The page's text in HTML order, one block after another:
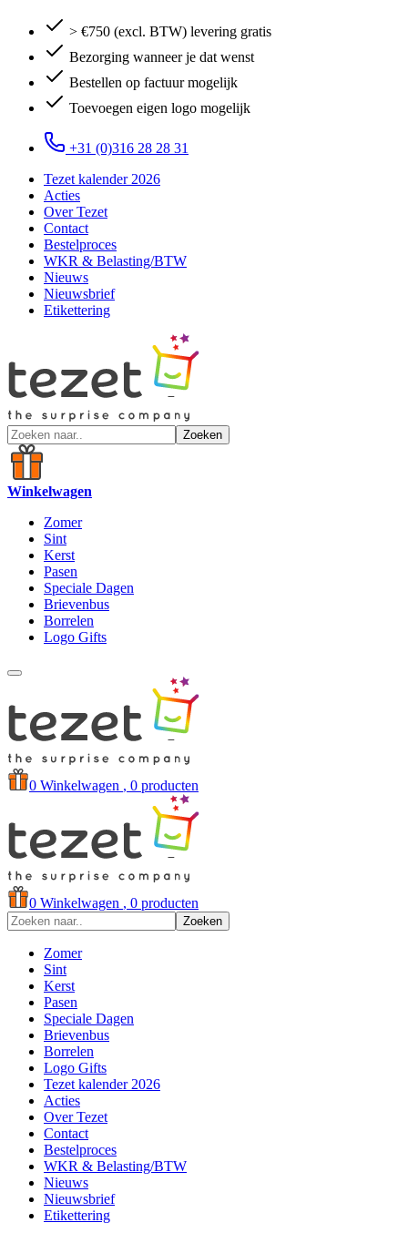
> €750 (excl. BTW) levering gratis
Bezorging wanneer je dat wenst
Bestellen op factuur mogelijk
Toevoegen eigen logo mogelijk
+31 (0)316 28 28 31
Tezet kalender 2026
Acties
Over Tezet
Contact
Bestelproces
WKR & Belasting/BTW
Nieuws
Nieuwsbrief
Etikettering
Zoeken
Winkelwagen
Zomer
Sint
Kerst
Pasen
Speciale Dagen
Brievenbus
Borrelen
Logo Gifts
0 Winkelwagen , 0 producten
0 Winkelwagen , 0 producten
Zoeken
Zomer
Sint
Kerst
Pasen
Speciale Dagen
Brievenbus
Borrelen
Logo Gifts
Tezet kalender 2026
Acties
Over Tezet
Contact
Bestelproces
WKR & Belasting/BTW
Nieuws
Nieuwsbrief
Etikettering